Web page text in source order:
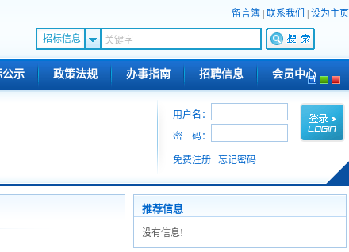
留言簿 联系我们 设为主页
招标信息
公示 政策法规 办事指南 招聘信息 会员中心
用户名：
密 码：
免费注册 忘记密码
推荐信息
没有信息!